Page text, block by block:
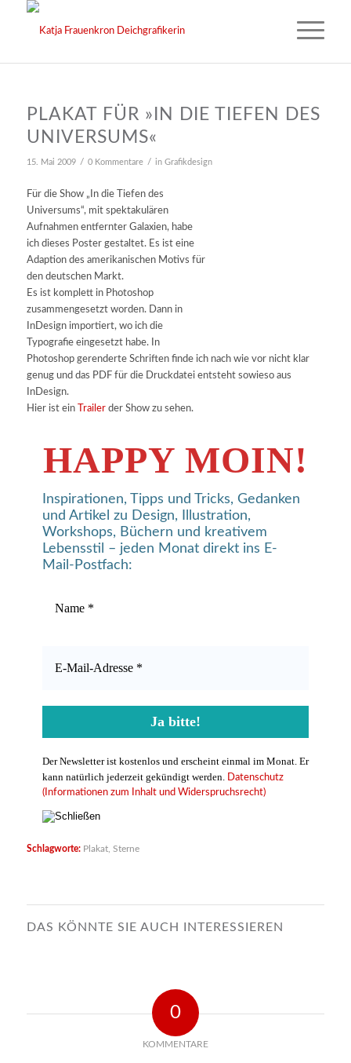
PLAKAT FÜR »IN DIE TIEFEN DES
UNIVERSUMS«
15. Mai 2009 / 0 Kommentare / in Grafikdesign
Für die Show „In die Tiefen des
Universums“, mit spektakulären
Aufnahmen entfernter Galaxien, habe
ich dieses Poster gestaltet. Es ist eine
Adaption des amerikanischen Motivs für
den deutschen Markt.
Es ist komplett in Photoshop
zusammengesetzt worden. Dann in
InDesign importiert, wo ich die
Typografie eingesetzt habe. In
Photoshop gerenderte Schriften finde ich nach wie vor nicht klar
genug und das PDF für die Druckdatei entsteht sowieso aus
InDesign.
Hier ist ein
Trailerder Show zu sehen.
HAPPY MOIN!
Inspirationen, Tipps und Tricks, Gedanken
und Artikel zu Design, Illustration,
Workshops, Büchern und kreativem
Lebensstil – jeden Monat direkt ins E-
Mail-Postfach:
Der Newsletter ist kostenlos und erscheint einmal im Monat. Er
kann natürlich jederzeit gekündigt werden.
Datenschutz
(Informationen zum Inhalt und Widerspruchsrecht)
Schlagworte: Plakat, Sterne
DAS KÖNNTE SIE AUCH INTERESSIEREN
0
KOMMENTARE